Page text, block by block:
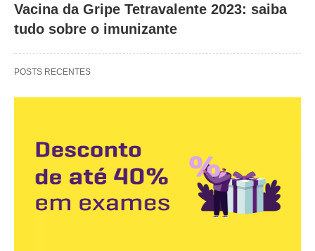
Vacina da Gripe Tetravalente 2023: saiba
tudo sobre o imunizante
POSTS RECENTES